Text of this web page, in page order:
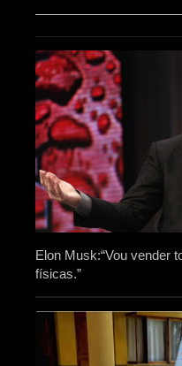
Elon Musk:“Vou vender
físicas.”